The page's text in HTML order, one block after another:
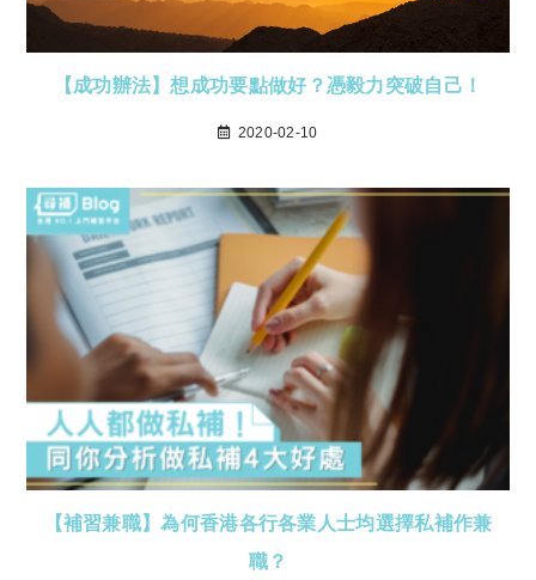
【成功辦法】想成功要點做好？憑毅力突破自己！
2020-02-10
【補習兼職】為何香港各行各業人士均選擇私補作兼
職？